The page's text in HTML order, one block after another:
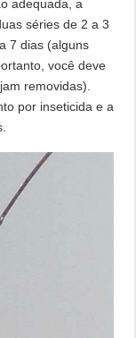
adequada, a
séries de 2 a 3
7 dias (alguns
você deve
removidas).
por inseticida e a